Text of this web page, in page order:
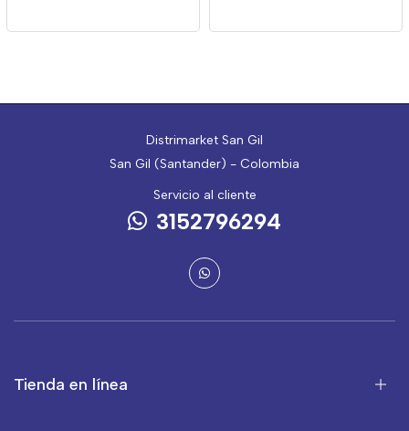
Distrimarket San Gil
San Gil (Santander) - Colombia
Servicio al cliente
3152796294
Tienda en línea